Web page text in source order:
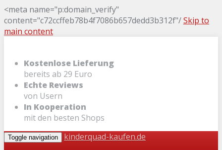
<meta name="p:domain_verify"
content="c72ccffeb78b4f7086b657dedd3b312f"/Skip to
main content
Kostenlose Lieferung
bereits ab 29 Euro
Echte Reviews
von Usern
In Kooperation
mit den besten Shops
Toggle navigation
kinderquad-kaufen.de